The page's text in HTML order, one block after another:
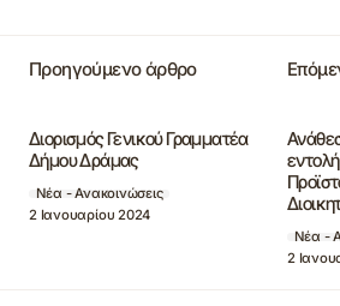
Προηγούμενο άρθρο
Διορισμός Γενικού Γραμματέα
Δήμου Δράμας
Νέα - Ανακοινώσεις
2 Ιανουαρίου 2024
Νέα -
2